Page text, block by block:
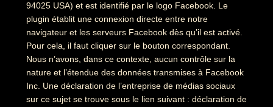
94025 USA) et est identifié par le logo Facebook. Le
plugin établit une connexion directe entre notre
navigateur et les serveurs Facebook dès qu’il est activé.
Pour cela, il faut cliquer sur le bouton correspondant.
Nous n’avons, dans ce contexte, aucun contrôle sur la
nature et l’étendue des données transmises à Facebook
Inc. Une déclaration de l’entreprise de médias sociaux
sur ce sujet se trouve sous le lien suivant : déclaration de